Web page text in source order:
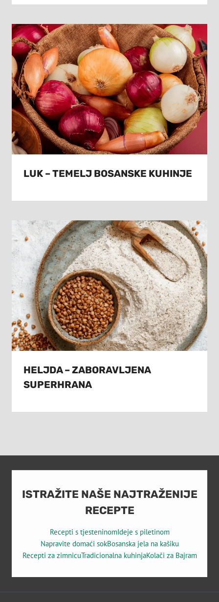
LUK – TEMELJ BOSANSKE KUHINJE
HELJDA – ZABORAVLJENA
SUPERHRANA
ISTRAŽITE NAŠE NAJTRAŽENIJE
RECEPTE
Recepti s tjesteninomIdeje s piletinom
Napravite domaći sokBosanska jela na kašiku
Recepti za zimnicuTradicionalna kuhinjaKolači za Bajram